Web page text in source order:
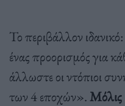
Το περιβάλλον
ένας προορισμός για
άλλωστε οι ντόπιοι
των 4 εποχών».Μόλις